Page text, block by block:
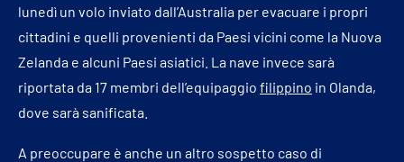
lunedì un volo inviato dall’Australia per evacuare i propri
cittadini e quelli provenienti da Paesi vicini come la Nuova
Zelanda e alcuni Paesi asiatici. La nave invece sarà
riportata da 17 membri dell’equipaggio filippino in Olanda,
dove sarà sanificata.
A preoccupare è anche un altro sospetto caso di